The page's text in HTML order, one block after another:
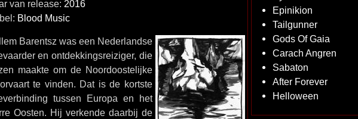
van release: 2016
Blood Music
Barentsz was een Nederlandse
en ontdekkingsreiziger, die
maakte om de Noordoostelijke
te vinden. Dat is de kortste
tussen Europa en het
Oosten. Hij verkende daarbij de
Epinikion
Tailgunner
Gods Of Gaia
Carach Angren
Sabaton
After Forever
Helloween